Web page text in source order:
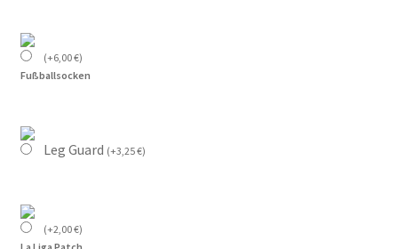
(+6,00€)
Fußballsocken
Leg Guard (+3,25€)
(+2,00€)